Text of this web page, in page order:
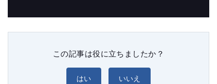
この記事は役に立ちましたか？
はい いいえ